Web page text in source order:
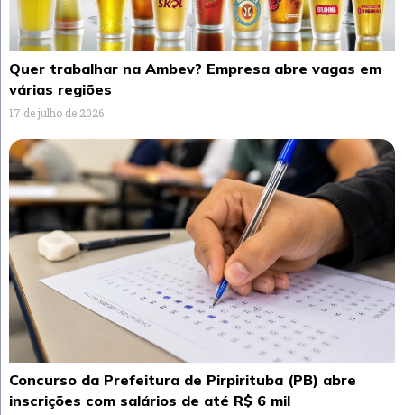
Quer trabalhar na Ambev? Empresa abre vagas em
várias regiões
17 de julho de 2026
Concurso da Prefeitura de Pirpirituba (PB) abre
inscrições com salários de até R$ 6 mil